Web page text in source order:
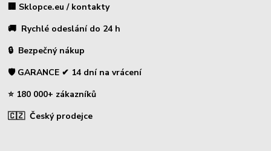
🏢 Sklopce.eu / kontakty
🚚 Rychlé odeslání do 24 h
🔒 Bezpečný nákup
🛡️ GARANCE ✔ 14 dní na vrácení
⭐ 180 000+ zákazníků
🇨🇿 Český prodejce